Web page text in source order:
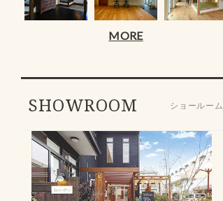
MORE
SHOWROOM ショールーム